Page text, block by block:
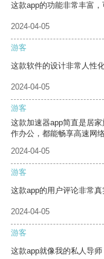
这款app的功能非常丰富，
2024-04-05
游客
这款软件的设计非常人性
2024-04-05
游客
这款加速器app简直是居
作办公，都能畅享高速网
2024-04-05
游客
这款app的用户评论非常真
2024-04-05
游客
这款app就像我的私人导师